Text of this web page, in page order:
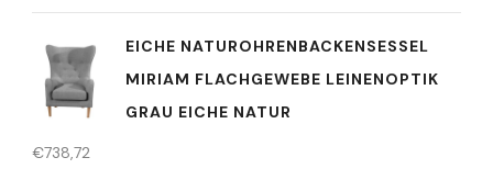
EICHE NATUROHRENBACKENSESSEL
MIRIAM FLACHGEWEBE LEINENOPTIK
GRAU EICHE NATUR
€738,72